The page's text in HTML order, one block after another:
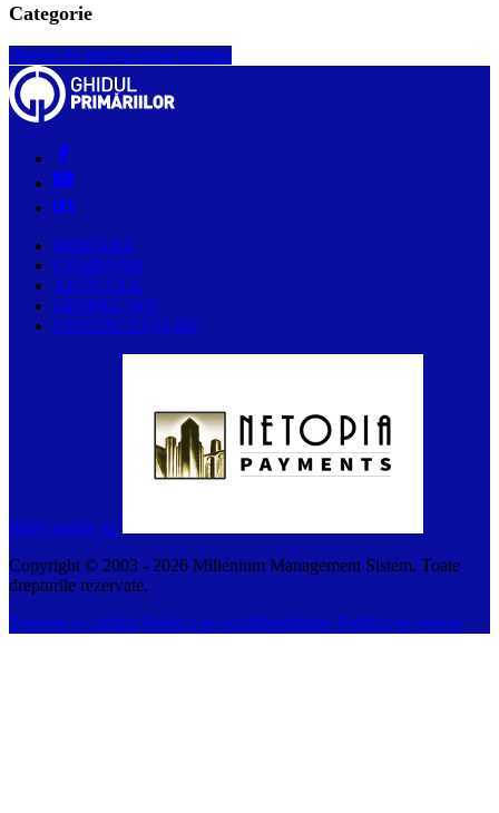
Categorie
Matriţe de injecţie mase plastice
PRIMĂRII
COMPANII
ARTICOLE
DESPRE NOI
CONTACTAȚI-NE
Plătiți online cu
Copyright © 2003 - 2026 Millenium Management Sistem. Toate
drepturile rezervate.
Termeni și condiții Politica de confidentialitate Politica de cookie